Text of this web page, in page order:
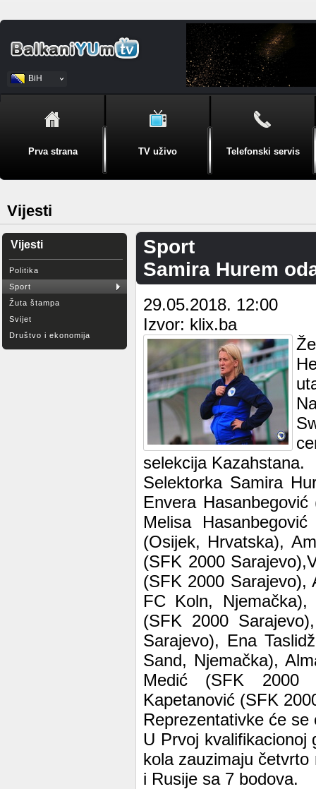
BiH
Srpski
Prva strana TV uživo Telefonski servis
Vijesti
Vijesti
Politika
Sport
Žuta štampa
Svijet
Društvo i ekonomija
Sport
Samira Hurem
29.05.2018. 12:00
Izvor: klix.ba
selekcija Kazahstana.
Selektorka Samira
Envera
Melisa
(Osijek, Hrvatska),
(SFK 2000
(SFK 2000 Sarajevo),
FC Koln,
(SFK 2000
Sarajevo), Ena
Sand, Njemačka),
Medić (SFK 2000
Kapetanović (SFK
Reprezentativke će
U Prvoj kvalifikacionoj
kola zauzimaju
i Rusije sa 7 bodova.